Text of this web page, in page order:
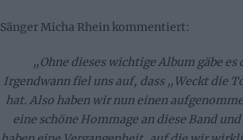
Sänger Micha Rhein kommentiert:
„Ohne dieses wichtige Album gäbe es
Irgendwann fiel uns auf, dass „Weckt die
hat. Also haben wir nun einen
eine schöne Hommage an diese Band